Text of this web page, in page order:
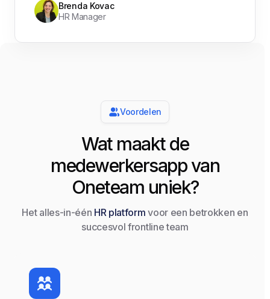
Brenda Kovac
HR Manager
Voordelen
Wat maakt de
medewerkersapp van
Oneteam uniek?
Het alles-in-één HR platform voor een betrokken en
succesvol frontline team